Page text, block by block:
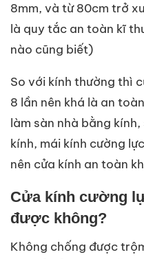
8mm, và từ 80cm trở
là quy tắc an toàn kĩ
nào cũng biết)
So với kính thường thì
8 lần nên khá là an
làm sàn nhà bằng
kính, mái kính cường
nên cửa kính an toàn
Cửa kính cường
được không?
Không chống được